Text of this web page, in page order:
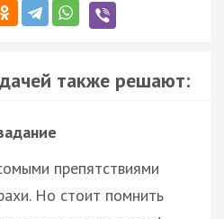
также решают:
препятствиями
Но стоит помнить